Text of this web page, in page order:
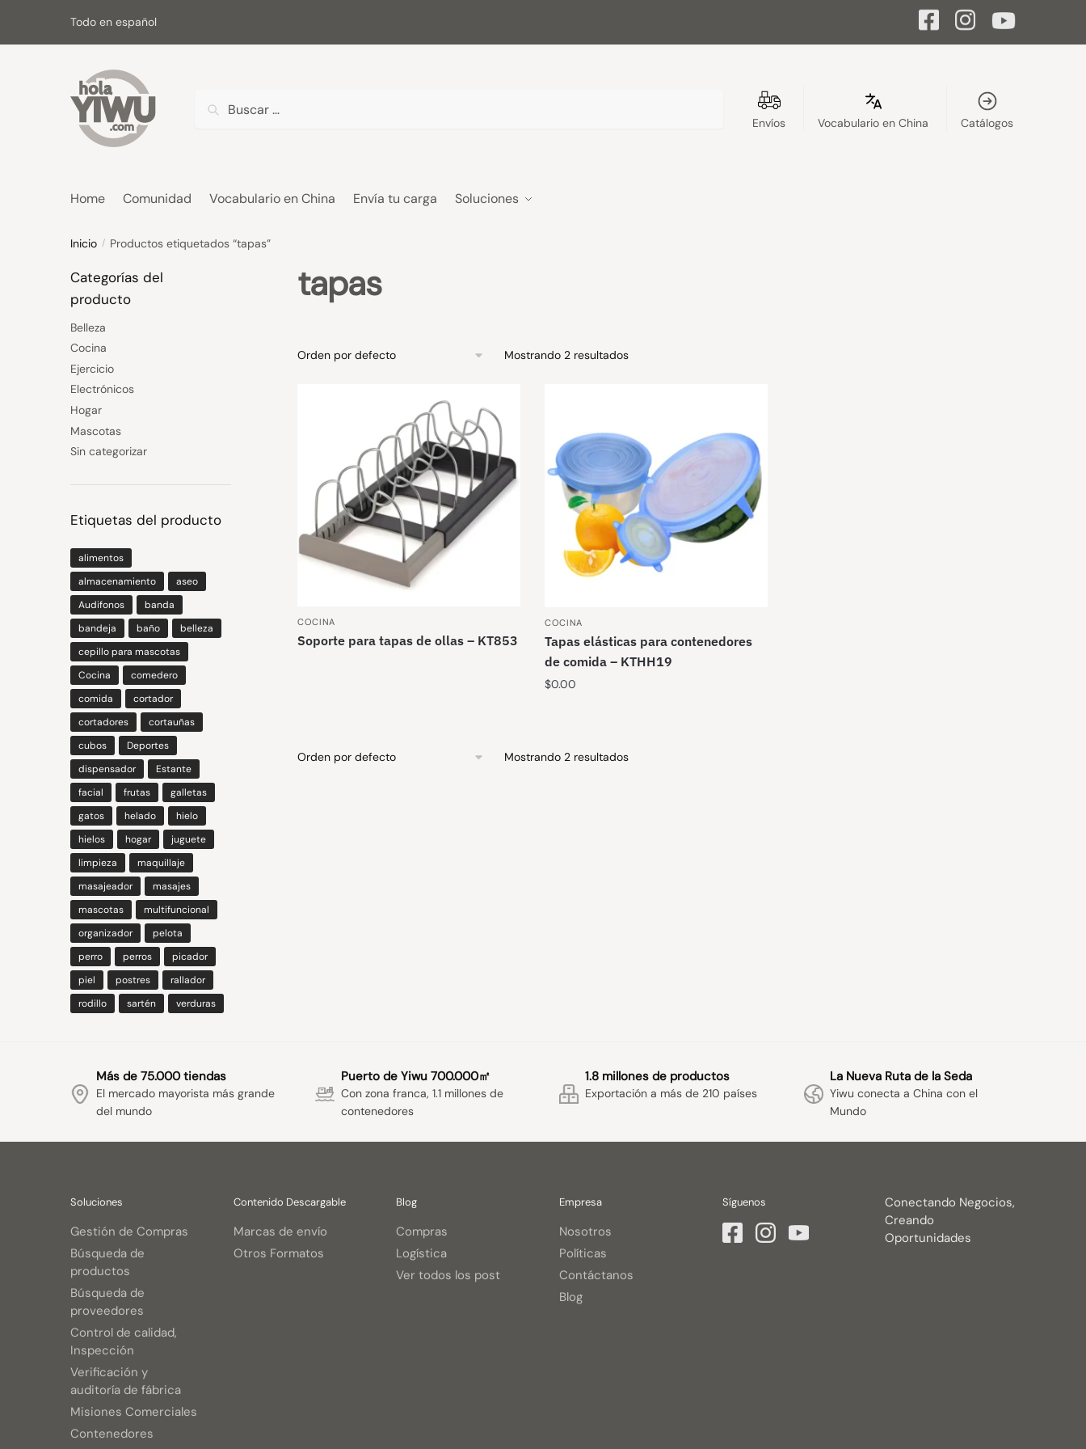
navigation
content
Todo en español
Envíos Vocabulario en China Catálogos
Home Comunidad Vocabulario en China Envía tu carga Soluciones
Inicio / Productos etiquetados “tapas”
tapas
Mostrando 2 resultados
COCINA
Soporte para tapas de ollas – KT853
COCINA
Tapas elásticas para contenedores
de comida – KTHH19
$0.00
Mostrando 2 resultados
Categorías del
producto
Belleza
Cocina
Ejercicio
Electrónicos
Hogar
Mascotas
Sin categorizar
Etiquetas del producto
alimentos
almacenamiento
aseo
Audifonos
banda
bandeja
baño
belleza
cepillo para mascotas
Cocina
comedero
comida
cortador
cortadores
cortauñas
cubos
Deportes
dispensador
Estante
facial
frutas
galletas
gatos
helado
hielo
hielos
hogar
juguete
limpieza
maquillaje
masajeador
masajes
mascotas
multifuncional
organizador
pelota
perro
perros
picador
piel
postres
rallador
rodillo
sartén verduras
Más de 75.000 tiendas
El mercado mayorista más grande
del mundo
Puerto de Yiwu 700.000㎡
Con zona franca, 1.1 millones de
contenedores
1.8 millones de productos
Exportación a más de 210 países
La Nueva Ruta de la Seda
Yiwu conecta a China con el
Mundo
Soluciones
Gestión de Compras
Búsqueda de
productos
Búsqueda de
proveedores
Control de calidad,
Inspección
Verificación y
auditoría de fábrica
Misiones Comerciales
Contenedores
Contenido Descargable
Marcas de envío
Otros Formatos
Blog
Compras
Logística
Ver todos los post
Empresa
Nosotros
Políticas
Contáctanos
Blog
Síguenos
Conectando Negocios,
Creando
Oportunidades